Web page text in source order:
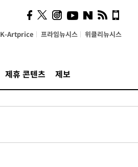
K-Artprice 프라임뉴시스 위클리뉴시스
제휴 콘텐츠 제보
시, 스마트폰 액세서리에
NFC 더했다